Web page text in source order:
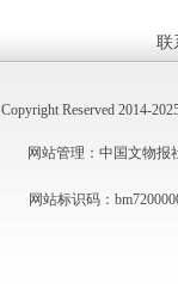
联
Copyright Reserved 2014-
网站管理：中国文物报
网站标识码：